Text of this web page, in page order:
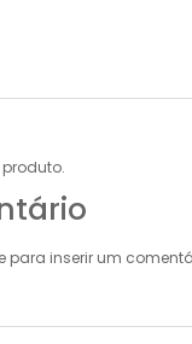
para inserir um